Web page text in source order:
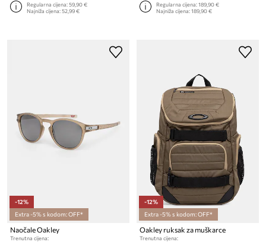
Regularna cijena:59,90 €
Najniža cijena:52,99 €
Regularna cijena:189,90 €
Najniža cijena:189,90 €
-12%
Extra -5% s kodom: OFF*
Naočale Oakley
Trenutna cijena:
-12%
Extra -5% s kodom: OFF*
Oakley ruksak za muškarce
Trenutna cijena: